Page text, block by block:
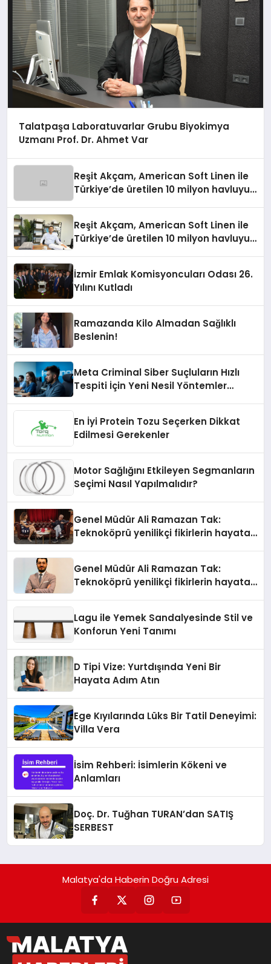
Talatpaşa Laboratuvarlar Grubu Biyokimya
Uzmanı Prof. Dr. Ahmet Var
Reşit Akçam, American Soft Linen ile
Türkiye’de üretilen 10 milyon havluyu
Reşit Akçam, American Soft Linen ile
Türkiye’de üretilen 10 milyon havluyu
İzmir Emlak Komisyoncuları Odası 26.
Yılını Kutladı
Ramazanda Kilo Almadan Sağlıklı
Beslenin!
Meta Criminal Siber Suçluların Hızlı
Tespiti İçin Yeni Nesil Yöntemler
En İyi Protein Tozu Seçerken Dikkat
Edilmesi Gerekenler
Motor Sağlığını Etkileyen Segmanların
Seçimi Nasıl Yapılmalıdır?
Genel Müdür Ali Ramazan Tak:
Teknoköprü yenilikçi fikirlerin hayata
Genel Müdür Ali Ramazan Tak:
Teknoköprü yenilikçi fikirlerin hayata
Lagu ile Yemek Sandalyesinde Stil ve
Konforun Yeni Tanımı
D Tipi Vize: Yurtdışında Yeni Bir
Hayata Adım Atın
Ege Kıyılarında Lüks Bir Tatil Deneyimi:
Villa Vera
İsim Rehberi: İsimlerin Kökeni ve
Anlamları
Doç. Dr. Tuğhan TURAN’dan SATIŞ
SERBEST
Malatya'da Haberin Doğru Adresi